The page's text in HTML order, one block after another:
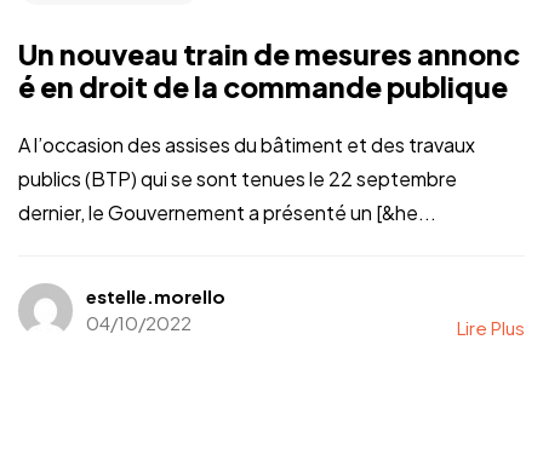
Un nouveau train de mesures annonc
é en droit de la commande publique
A l’occasion des assises du bâtiment et des travaux
publics (BTP) qui se sont tenues le 22 septembre
dernier, le Gouvernement a présenté un [&he...
estelle.morello
04/10/2022
Lire Plus